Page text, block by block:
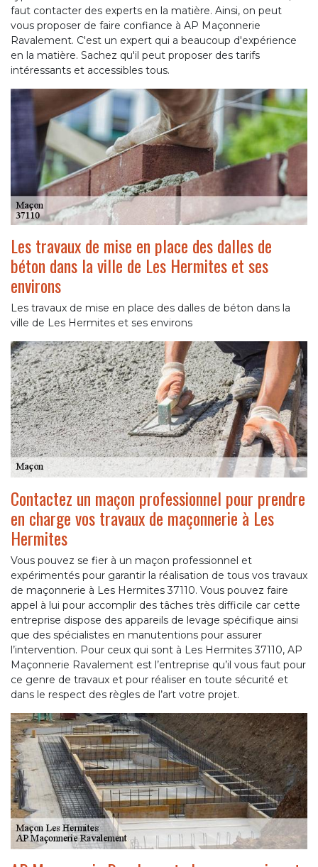
faut contacter des experts en la matière. Ainsi, on peut
vous proposer de faire confiance à AP Maçonnerie
Ravalement. C'est un expert qui a beaucoup d'expérience
en la matière. Sachez qu'il peut proposer des tarifs
intéressants et accessibles tous.
Les travaux de mise en place des dalles de
béton dans la ville de Les Hermites et ses
environs
Les travaux de mise en place des dalles de béton dans la
ville de Les Hermites et ses environs
Contactez un maçon professionnel pour prendre
en charge vos travaux de maçonnerie à Les
Hermites
Vous pouvez se fier à un maçon professionnel et
expérimentés pour garantir la réalisation de tous vos travaux
de maçonnerie à Les Hermites 37110. Vous pouvez faire
appel à lui pour accomplir des tâches très difficile car cette
entreprise dispose des appareils de levage spécifique ainsi
que des spécialistes en manutentions pour assurer
l’intervention. Pour ceux qui sont à Les Hermites 37110, AP
Maçonnerie Ravalement est l’entreprise qu’il vous faut pour
ce genre de travaux et pour réaliser en toute sécurité et
dans le respect des règles de l’art votre projet.